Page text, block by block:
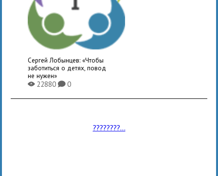
Сергей Лобынцев: «Чтобы
заботиться о детях, повод
не нужен»
X22880K0
????????...